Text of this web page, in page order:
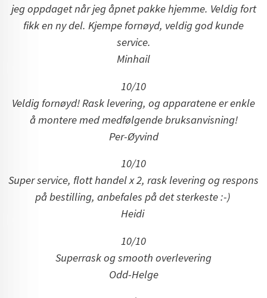
jeg oppdaget når jeg åpnet pakke hjemme. Veldig fort
fikk en ny del. Kjempe fornøyd, veldig god kunde
service.
Minhail
10/10
Veldig fornøyd! Rask levering, og apparatene er enkle
å montere med medfølgende bruksanvisning!
Per-Øyvind
10/10
Super service, flott handel x 2, rask levering og respons
på bestilling, anbefales på det sterkeste :-)
Heidi
10/10
Superrask og smooth overlevering
Odd-Helge